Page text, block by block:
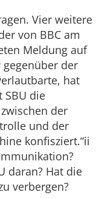
Vier weitere
von BBC am
Meldung auf
gegenüber der
hat
SBU die
der
und der
konfisziert.“ii
daran? Hat die
verbergen?